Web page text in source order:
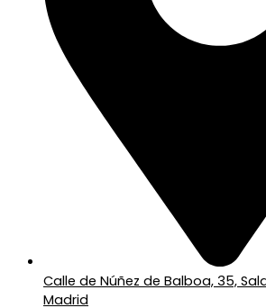
Calle de Núñez de Balboa, 35,
Madrid